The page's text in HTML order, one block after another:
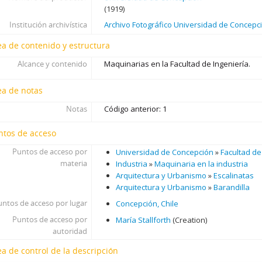
(1919)
Institución archivística
Archivo Fotográfico Universidad de
de contenido y estructura
Alcance y contenido Maquinarias en la Facultad de Ingeniería.
de notas
Notas Código anterior: 1
de acceso
Puntos de acceso por
materia
Universidad de Concepción »Facultad
Industria »Maquinaria en la industria
Arquitectura y Urbanismo »Escalinatas
Arquitectura y Urbanismo »Barandilla
de acceso por lugar
Concepción, Chile
Puntos de acceso por
autoridad
María Stallforth (Creation)
de control de la descripción